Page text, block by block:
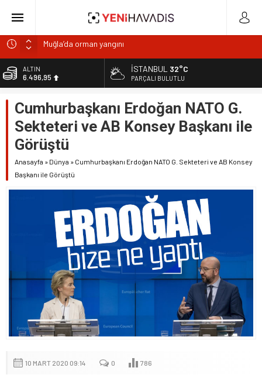
Muğla’da orman yangını
DOA’NIN BEDELİNİTÜKETİCİYE Mİ ÖDETİYORLAR?
e-Devlet’in en çok kullanılan uygulamaları SGK hizmetleri
oldu
“Kurumsaldır, hata yapmaz.” Demeyin!
Gıdada Güven Nerede Başlıyor, Nerede Bitiyor?
ALTIN
6.496,95
13.703,13
DOLAR
54,9859
İSTANBUL 32°C
PARÇALI BULUTLU
Cumhurbaşkanı Erdoğan NATO G.
Sekteteri ve AB Konsey Başkanı ile
Görüştü
Anasayfa » Dünya » Cumhurbaşkanı Erdoğan NATO G. Sekteteri ve AB Konsey
Başkanı ile Görüştü
10 MART 2020 09:14 0 786